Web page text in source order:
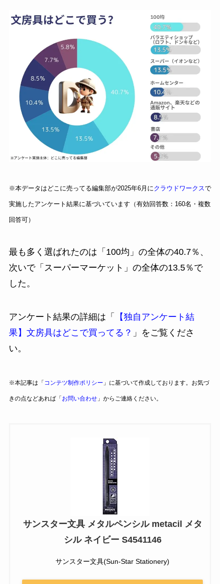
※本データはどこに売ってる編集部が2025年6月にクラウドワークスで
実施したアンケート結果に基づいています（有効回答数：160名・複数
回答可）
最も多く選ばれたのは「100均」の全体の40.7％、
次いで「スーパーマーケット」の全体の13.5％で
した。
アンケート結果の詳細は「
【独自アンケート結
果】文房具はどこで買ってる？ 」をご覧くださ
い。
※本記事は「 コンテツ制作ポリシー 」に基づいて作成しております。お気づ
きの点などあれば「 お問い合わせ」からご連絡ください。
サンスター文具 メタルペンシル metacil メタ
シル ネイビー S4541146
サンスター文具(Sun-Star Stationery)